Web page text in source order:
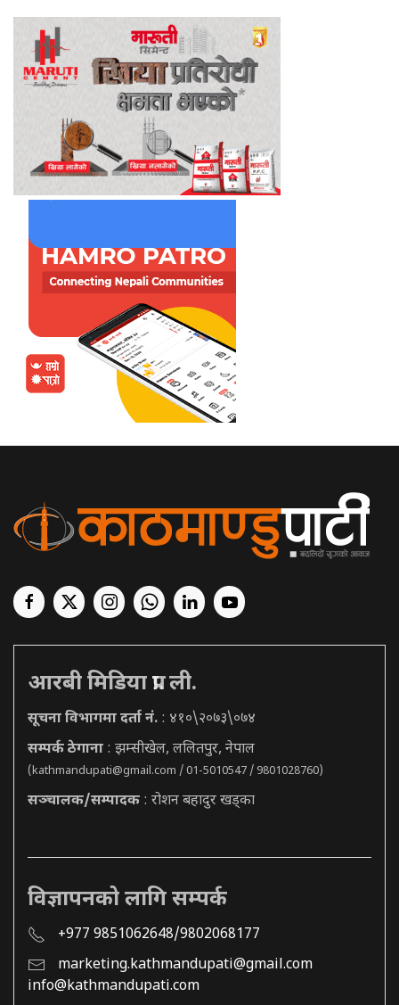
आरबी मिडिया प्रा. ली.
सूचना विभागमा दर्ता नं. : ४१०\२०७३\०७४
सम्पर्क ठेगाना : झम्सीखेल, ललितपुर, नेपाल
(kathmandupati@gmail.com / 01-5010547 / 9801028760)
सञ्चालक/सम्पादक : रोशन बहादुर खड्का
विज्ञापनको लागि सम्पर्क
+977 9851062648/9802068177
marketing.kathmandupati@gmail.com
info@kathmandupati.com